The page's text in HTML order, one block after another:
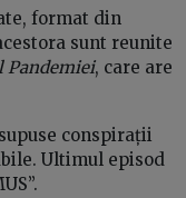
format din
sunt reunite
, care are
conspirații
Ultimul episod